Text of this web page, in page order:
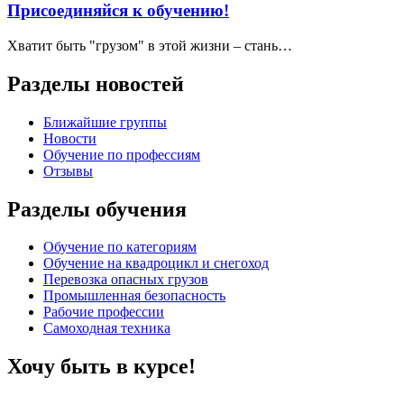
Присоединяйся к обучению!
Хватит быть "грузом" в этой жизни – стань…
Разделы новостей
Ближайшие группы
Новости
Обучение по профессиям
Отзывы
Разделы обучения
Обучение по категориям
Обучение на квадроцикл и снегоход
Перевозка опасных грузов
Промышленная безопасность
Рабочие профессии
Самоходная техника
Хочу быть в курсе!